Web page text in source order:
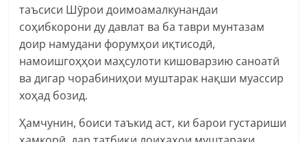
таъсиси Шӯрои доимоамалкунандаи
соҳибкорони ду давлат ва ба таври мунтазам
доир намудани форумҳои иқтисодӣ,
намоишгоҳҳои маҳсулоти кишоварзию саноатӣ
ва дигар чорабиниҳои муштарак нақши муассир
хоҳад бозид.
Ҳамчунин, боиси таъкид аст, ки барои густариши